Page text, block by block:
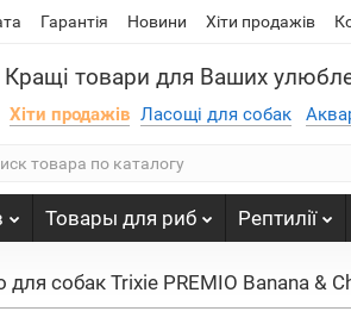
Гарантія Новини Хіти продажів
Кращі товари для Ваших
Хіти продажів Ласощі для собак
Товары для риб Рептилії
собак Trixie PREMIO Banana &